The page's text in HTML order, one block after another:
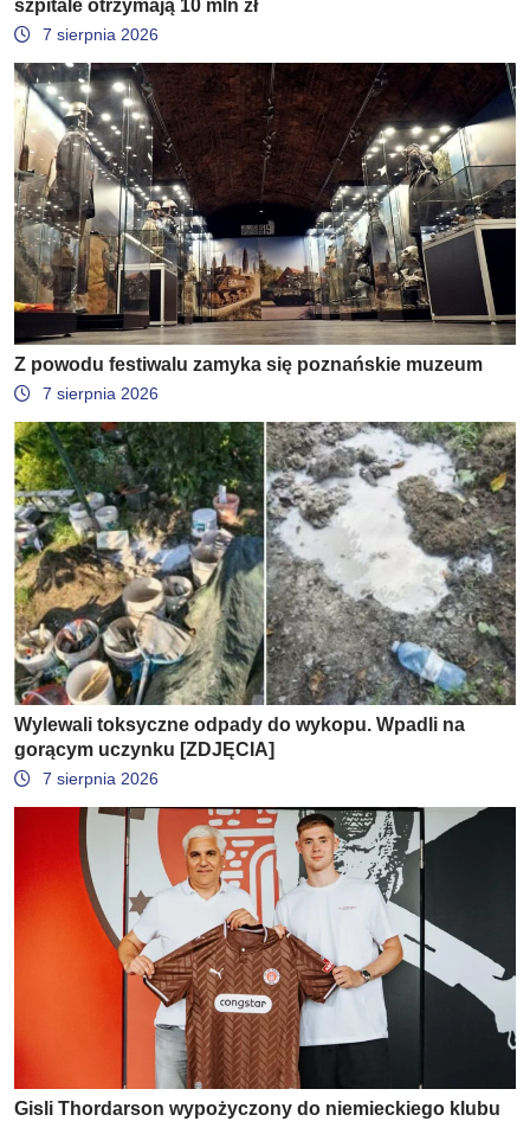
szpitale otrzymają 10 mln zł
7 sierpnia 2026
Z powodu festiwalu zamyka się poznańskie muzeum
7 sierpnia 2026
Wylewali toksyczne odpady do wykopu. Wpadli na
gorącym uczynku [ZDJĘCIA]
7 sierpnia 2026
Gisli Thordarson wypożyczony do niemieckiego klubu